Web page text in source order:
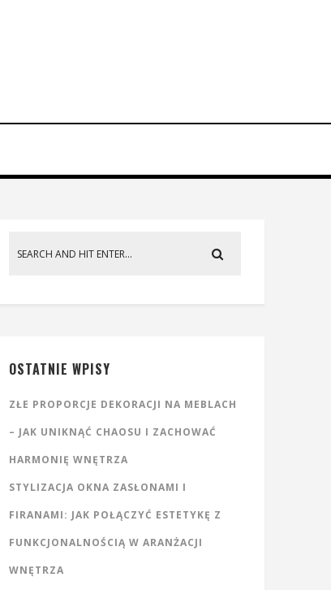
OSTATNIE WPISY
ZŁE PROPORCJE DEKORACJI NA MEBLACH
– JAK UNIKNĄĆ CHAOSU I ZACHOWAĆ
HARMONIĘ WNĘTRZA
STYLIZACJA OKNA ZASŁONAMI I
FIRANAMI: JAK POŁĄCZYĆ ESTETYKĘ Z
FUNKCJONALNOŚCIĄ W ARANŻACJI
WNĘTRZA